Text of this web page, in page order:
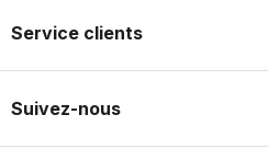
Service clients
Suivez-nous